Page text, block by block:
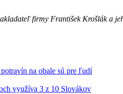
firmy František Krošlák a
na obale sú pre ľudí
využíva 3 z 10 Slovákov